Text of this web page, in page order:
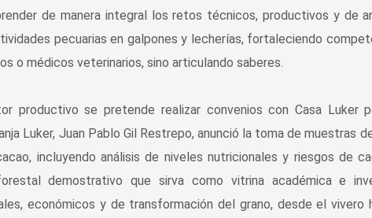
de manera integral los retos técnicos, productivos y de
pecuarias en galpones y lecherías, fortaleciendo
o médicos veterinarios, sino articulando saberes.
productivo se pretende realizar convenios con Casa Luker
Luker, Juan Pablo Gil Restrepo, anunció la toma de muestras
incluyendo análisis de niveles nutricionales y riesgos de
demostrativo que sirva como vitrina académica e
económicos y de transformación del grano, desde el vivero